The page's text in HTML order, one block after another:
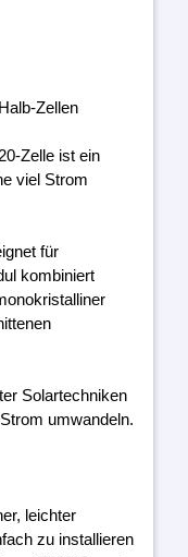
Zellen
Zelle ist ein
viel Strom
für
kombiniert
Solartechniken
umwandeln.
leichter
zu installieren